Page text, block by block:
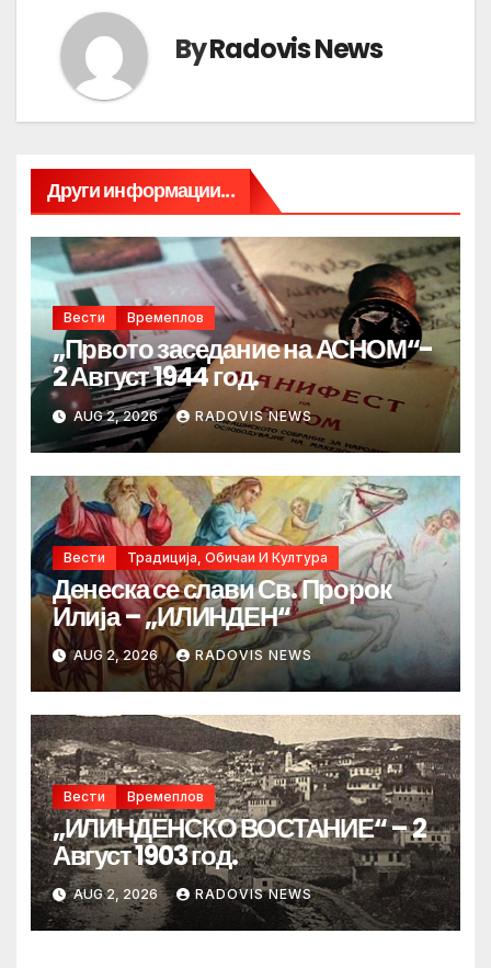
ByRadovis News
Други информации...
Вести Времеплов
„Првото заседание на АСНОМ“-
2 Август 1944 год.
AUG 2, 2026 RADOVIS NEWS
Вести Традиција, Обичаи И Култура
Денеска се слави Св. Пророк
Илија – „ИЛИНДЕН“
AUG 2, 2026 RADOVIS NEWS
Вести Времеплов
„ИЛИНДЕНСКО ВОСТАНИЕ“ – 2
Август 1903 год.
AUG 2, 2026 RADOVIS NEWS